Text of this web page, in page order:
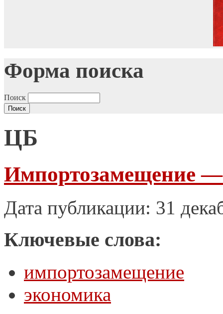
Форма поиска
Поиск
ЦБ
Импортозамещение
Дата публикации: 31
Ключевые слова:
импортозамещение
экономика